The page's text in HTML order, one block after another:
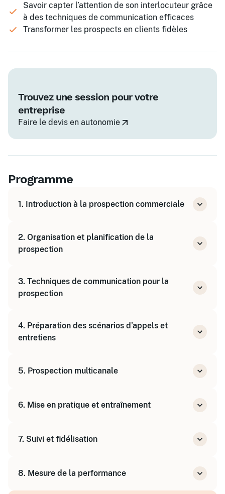
Savoir capter l’attention de son interlocuteur grâce
à des techniques de communication efficaces
Transformer les prospects en clients fidèles
Trouvez une session pour votre
entreprise
Faire le devis en autonomie
Programme
1. Introduction à la prospection commerciale
prospection
Identifier les cibles et segments de marché
2. Organisation et planification de la
prospection
Mettre en place un tableau de bord de suivi
3. Techniques de communication pour la
prospection
d'écoute active
Adapter son discours selon le canal
4. Préparation des scénarios d’appels et
entretiens
Gérer les objections et relances efficacement
5. Prospection multicanale
(LinkedIn, emailing, phoning)
6. Mise en pratique et entraînement
Analyse et amélioration continue des
7. Suivi et fidélisation
Mettre en place des actions de nurturing et
8. Mesure de la performance